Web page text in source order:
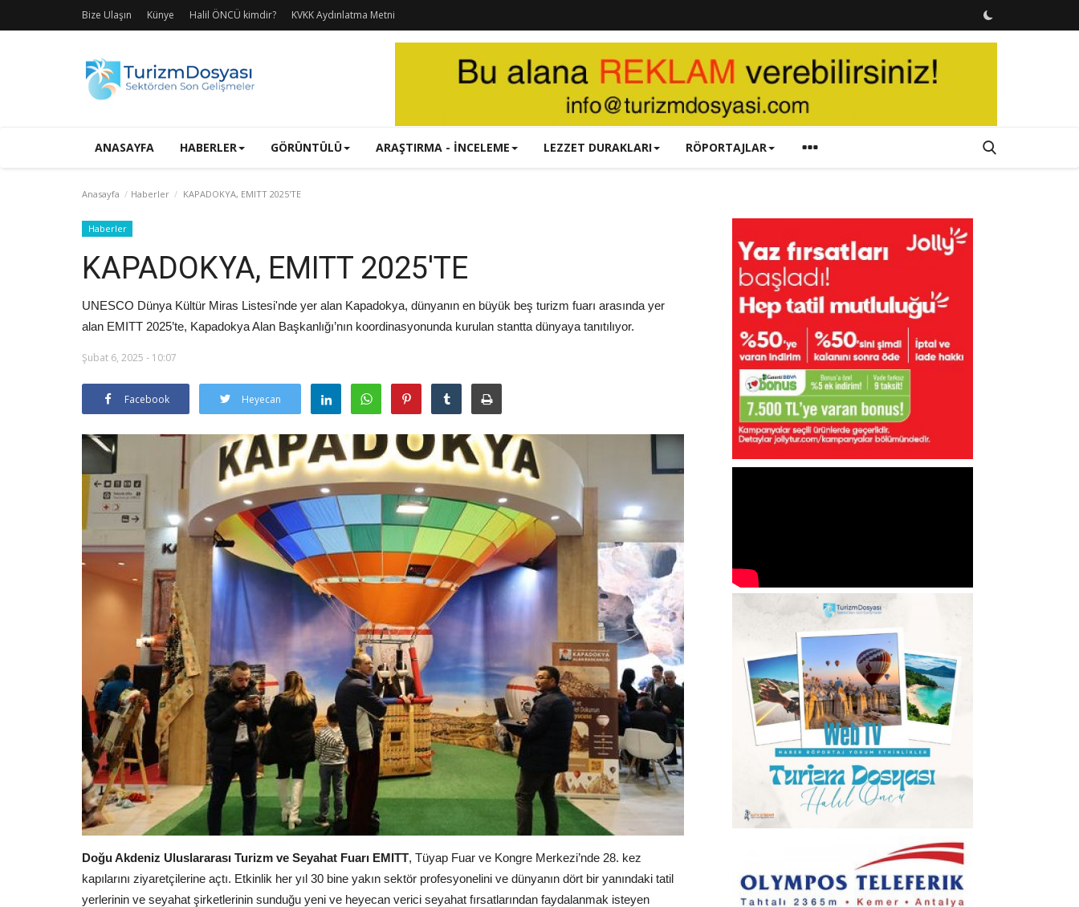
Bize Ulaşın Künye Halil ÖNCÜ kimdir? KVKK Aydınlatma Metni
ANASAYFA HABERLER GÖRÜNTÜLÜ ARAŞTIRMA - İNCELEME LEZZET DURAKLARI RÖPORTAJLAR
Anasayfa Haberler KAPADOKYA, EMITT 2025'TE
Haberler
KAPADOKYA, EMITT 2025'TE
UNESCO Dünya Kültür Miras Listesi'nde yer alan Kapadokya, dünyanın en büyük beş turizm fuarı arasında yer
alan EMITT 2025’te, Kapadokya Alan Başkanlığı’nın koordinasyonunda kurulan stantta dünyaya tanıtılıyor.
Şubat 6, 2025 - 10:07
Facebook Heyecan
Doğu Akdeniz Uluslararası Turizm ve Seyahat Fuarı EMITT, Tüyap Fuar ve Kongre Merkezi’nde 28. kez
kapılarını ziyaretçilerine açtı. Etkinlik her yıl 30 bine yakın sektör profesyonelini ve dünyanın dört bir yanındaki tatil
yerlerinin ve seyahat şirketlerinin sunduğu yeni ve heyecan verici seyahat fırsatlarından faydalanmak isteyen